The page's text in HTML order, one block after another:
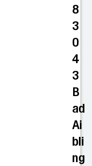
8
3
0
4
3
B
ad
Ai
bli
ng